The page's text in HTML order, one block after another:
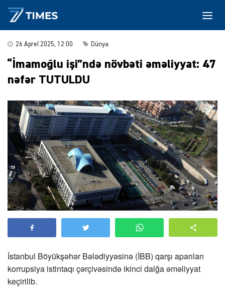
26 Aprel 2025, 12:00 Dünya
“İmamoğlu işi”ndə növbəti əməliyyat: 47
nəfər TUTULDU
İstanbul Böyükşəhər Bələdiyyəsinə (İBB) qarşı aparılan
korrupsiya istintaqı çərçivəsində ikinci dalğa əməliyyat
keçirilib.